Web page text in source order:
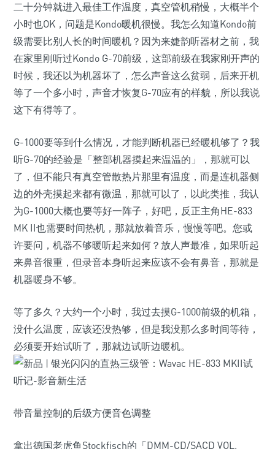
二十分钟就进入最佳工作温度，真空管机稍慢，大概半个
小时也OK，问题是Kondo暖机很慢。我怎么知道Kondo前
级需要比别人长的时间暖机？因为来婕韵听器材之前，我
在家里刚听过Kondo G-70前级，这部前级在我家刚开声的
时候，我还以为机器坏了，怎么声音这么贫弱，后来开机
等了一个多小时，声音才恢复G-70应有的样貌，所以我说
这下有得等了。
G-1000要等到什么情况，才能判断机器已经暖机够了？我
听G-70的经验是「整部机器摸起来温温的」，那就可以
了，但不能只有真空管散热片那里有温度，而是连机器侧
边的外壳摸起来都有微温，那就可以了，以此类推，我认
为G-1000大概也要等好一阵子，好吧，反正主角HE-833
MK II也需要时间热机，那就放着音乐，慢慢等吧。您或
许要问，机器不够暖听起来如何？放人声最准，如果听起
来鼻音很重，但录音本身听起来应该不会有鼻音，那就是
机器暖身不够。
等了多久？大约一个小时，我过去摸G-1000前级的机箱，
没什么温度，应该还没热够，但是我没那么多时间等待，
必须要开始试听了，那就边试听边暖机。
带音量控制的后级方便音色调整
拿出德国老虎鱼Stockfisch的「DMM-CD/SACD VOL.